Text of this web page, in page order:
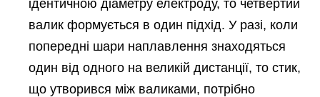
ідентичною діаметру електроду, то четвертий
валик формується в один підхід. У разі, коли
попередні шари наплавлення знаходяться
один від одного на великій дистанції, то стик,
що утворився між валиками, потрібно